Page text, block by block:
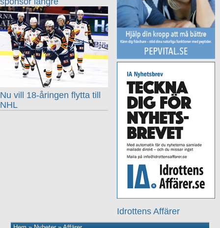
Idrottens Affärer
Nu vill 18-åringen flytta till
NHL